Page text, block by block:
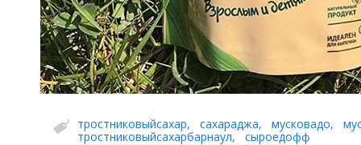
тростниковыйсахар, сахараджа, мусковадо,
тростниковыйсахарбарнаул, сыроедофф